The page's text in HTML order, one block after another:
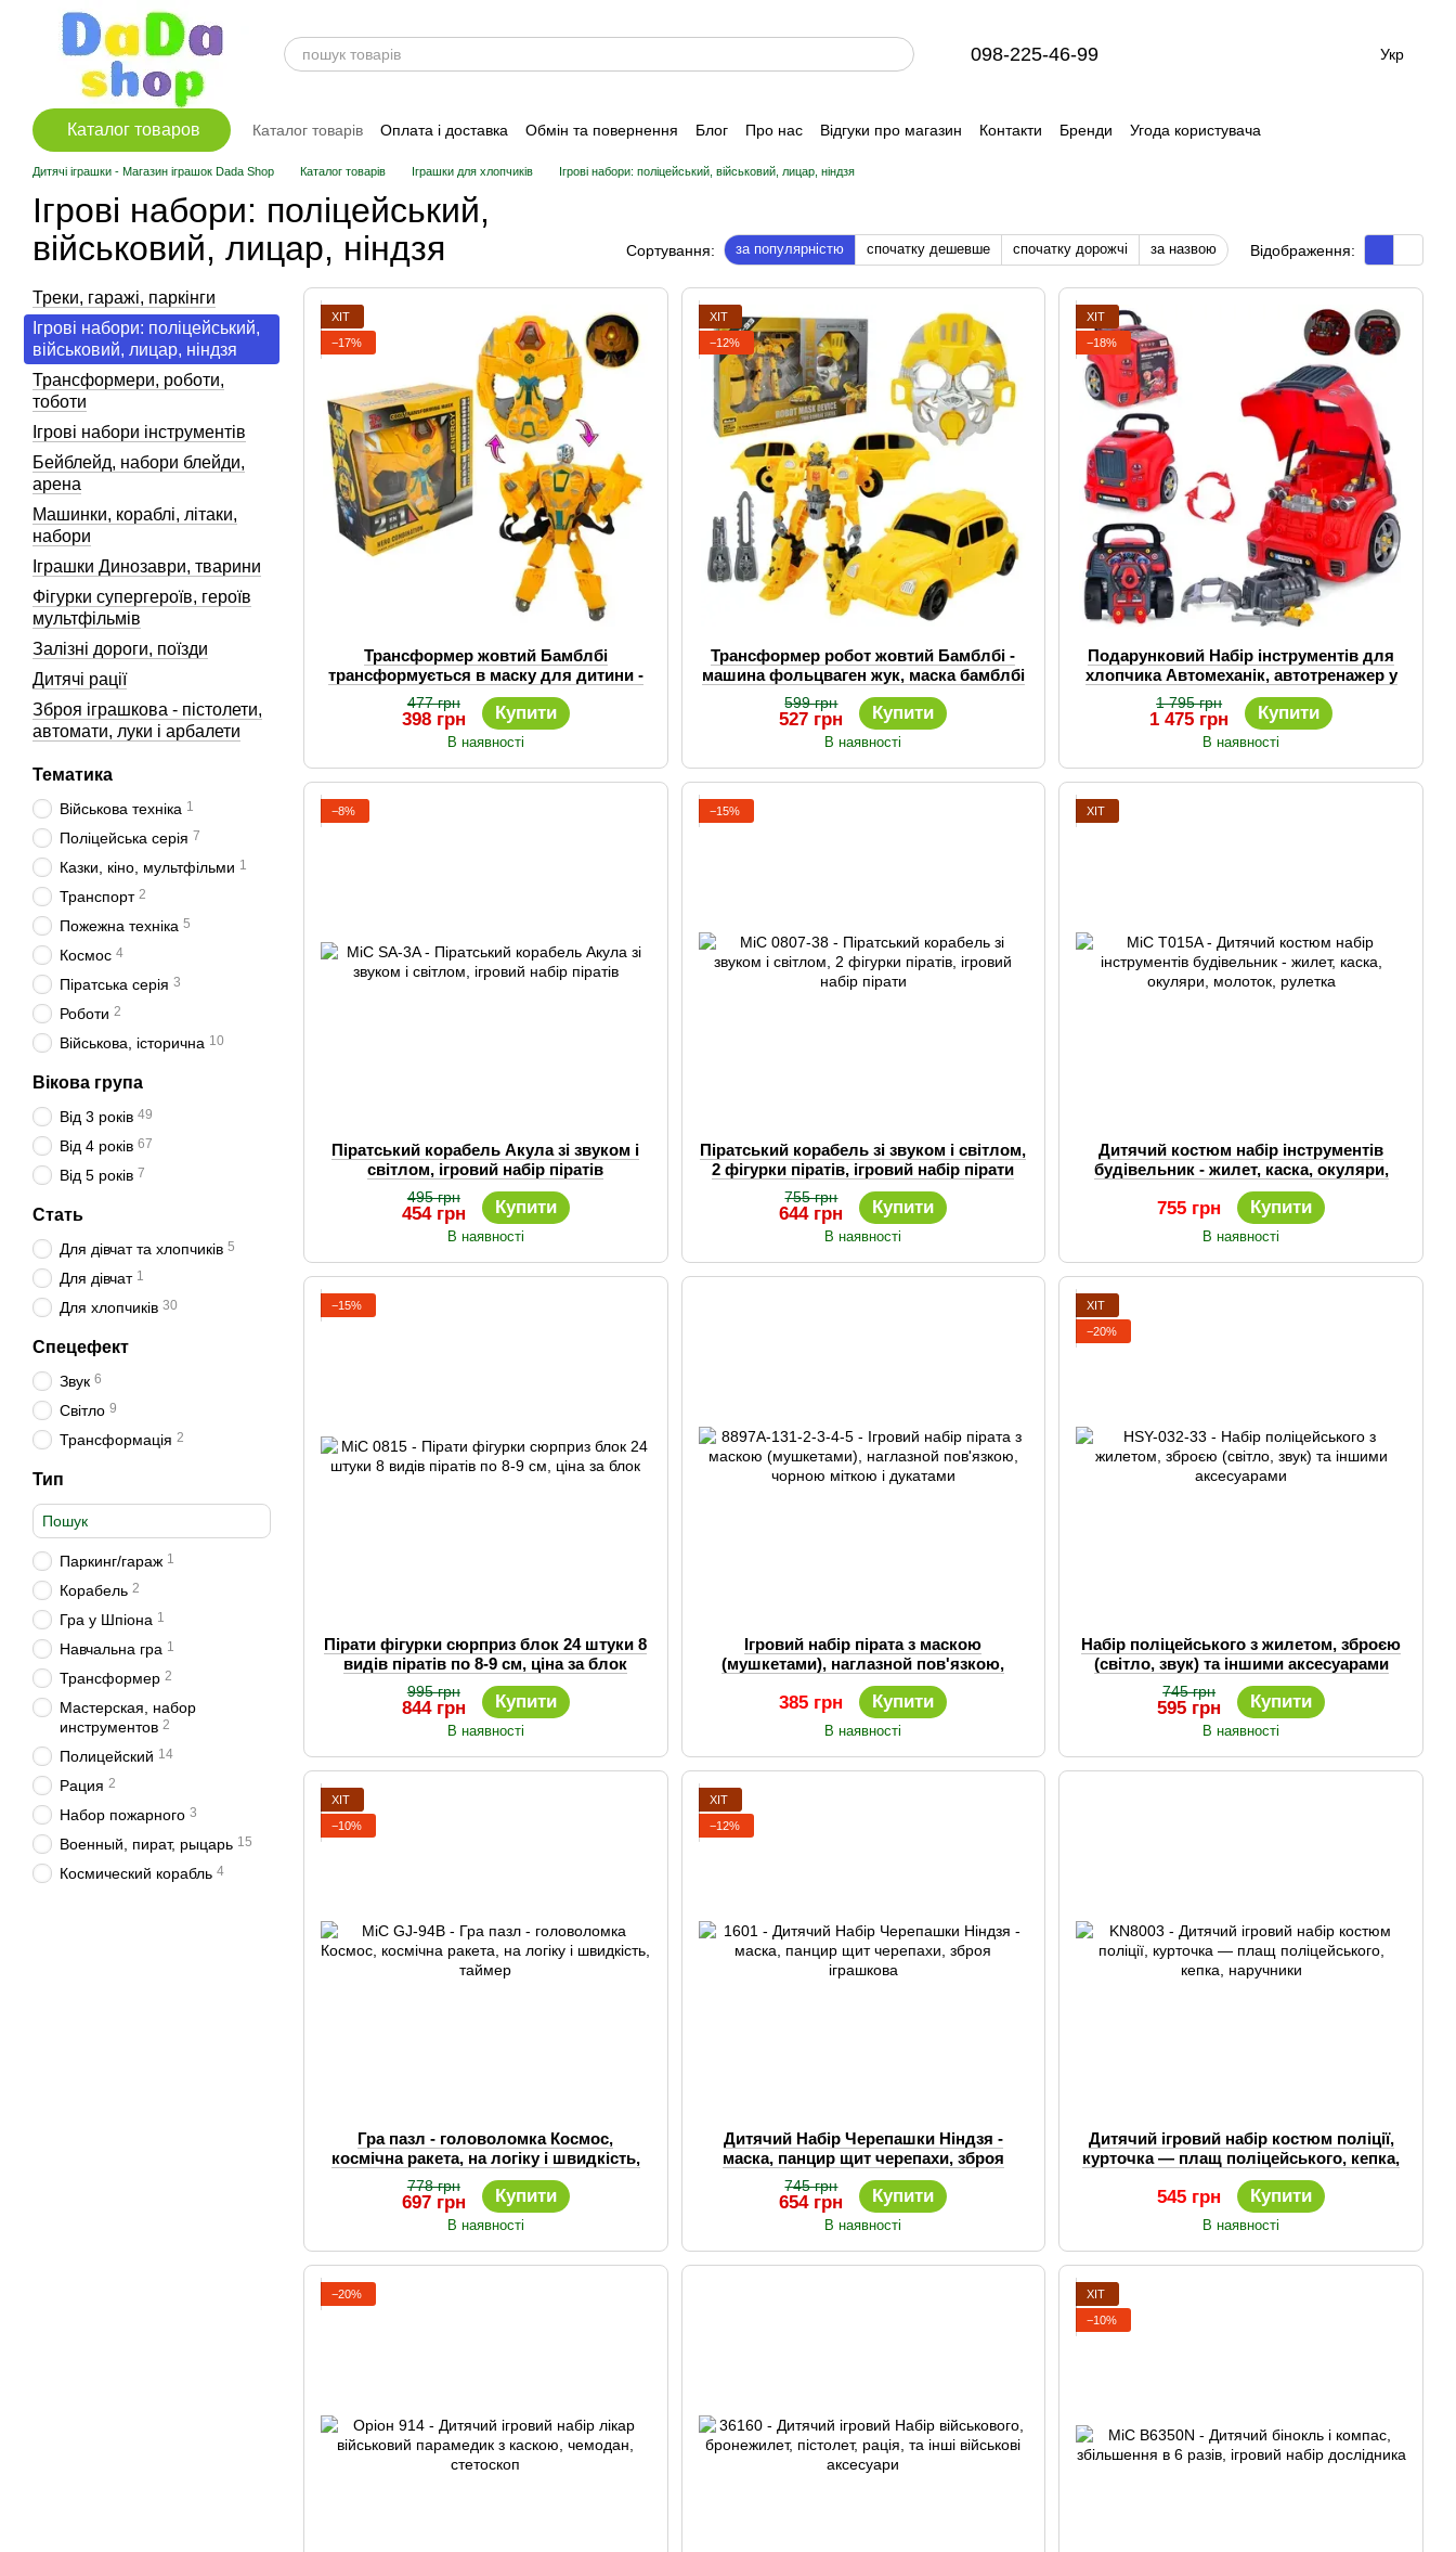
Перейти до основного контенту
098-225-46-99 Укр
Каталог товаров Каталог товарів Оплата і доставка Обмін та повернення Блог Про нас Відгуки про магазин Контакти Бренди Угода користувача
Дитячі іграшки - Магазин іграшок Dada Shop Каталог товарів Іграшки для хлопчиків Ігрові набори: поліцейський, військовий, лицар, ніндзя
Ігрові набори: поліцейський,
військовий, лицар, ніндзя
Сортування: за популярністю спочатку дешевше спочатку дорожчі за назвою Відображення:
ХІТ
−17%
Трансформер жовтий Бамблбі
трансформується в маску для дитини -
маска трансформер
477 грн
398 грн Купити
В наявності
ХІТ
−12%
Трансформер робот жовтий Бамблбі -
машина фольцваген жук, маска бамблбі
для дитини
599 грн
527 грн Купити
В наявності
ХІТ
−18%
Подарунковий Набір інструментів для
хлопчика Автомеханік, автотренажер у
вигляді машинки
1 795 грн
1 475 грн Купити
В наявності
−8%
Піратський корабель Акула зі звуком і
світлом, ігровий набір піратів
495 грн
454 грн Купити
В наявності
−15%
Піратський корабель зі звуком і світлом,
2 фігурки піратів, ігровий набір пірати
755 грн
644 грн Купити
В наявності
ХІТ
Дитячий костюм набір інструментів
будівельник - жилет, каска, окуляри,
молоток, рулетка
755 грн Купити
В наявності
−15%
Пірати фігурки сюрприз блок 24 штуки 8
видів піратів по 8-9 см, ціна за блок
995 грн
844 грн Купити
В наявності
Ігровий набір пірата з маскою
(мушкетами), наглазной пов'язкою,
чорною міткою і дукатами
385 грн Купити
В наявності
ХІТ
−20%
Набір поліцейського з жилетом, зброєю
(світло, звук) та іншими аксесуарами
745 грн
595 грн Купити
В наявності
ХІТ
−10%
Гра пазл - головоломка Космос,
космічна ракета, на логіку і швидкість,
таймер
778 грн
697 грн Купити
В наявності
ХІТ
−12%
Дитячий Набір Черепашки Ніндзя -
маска, панцир щит черепахи, зброя
іграшкова
745 грн
654 грн Купити
В наявності
Дитячий ігровий набір костюм поліції,
курточка — плащ поліцейського, кепка,
наручники
545 грн Купити
В наявності
−20%
ХІТ
−10%
Треки, гаражі, паркінги
Ігрові набори: поліцейський,
військовий, лицар, ніндзя
Трансформери, роботи,
тоботи
Ігрові набори інструментів
Бейблейд, набори блейди,
арена
Машинки, кораблі, літаки,
набори
Іграшки Динозаври, тварини
Фігурки супергероїв, героїв
мультфільмів
Залізні дороги, поїзди
Дитячі рації
Зброя іграшкова - пістолети,
автомати, луки і арбалети
Тематика
Військова техніка 1
Поліцейська серія 7
Казки, кіно, мультфільми 1
Транспорт 2
Пожежна техніка 5
Космос 4
Піратська серія 3
Роботи 2
Військова, історична 10
Вікова група
Від 3 років 49
Від 4 років 67
Від 5 років 7
Стать
Для дівчат та хлопчиків 5
Для дівчат 1
Для хлопчиків 30
Спецефект
Звук 6
Світло 9
Трансформація 2
Тип
Паркинг/гараж 1
Корабель 2
Гра у Шпіона 1
Навчальна гра 1
Трансформер 2
Мастерская, набор
инструментов 2
Полицейский 14
Рация 2
Набор пожарного 3
Военный, пират, рыцарь 15
Космический корабль 4